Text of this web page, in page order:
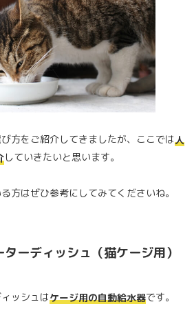
方をご紹介してきましたが、ここでは人
していきたいと思います。
方はぜひ参考にしてみてくださいね。
ーディッシュ（猫ケージ用）
ッシュはケージ用の自動給水器です。